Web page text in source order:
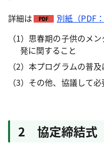
詳細は 別紙（PDF
（1）思春期の子供のメ
発に関すること
（2）本プログラムの普
（3）その他、協議して
2 協定締結式